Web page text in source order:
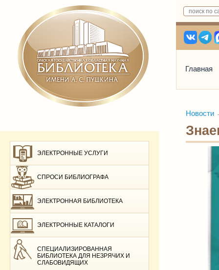
Главная
ЭЛЕКТРОННЫЕ УСЛУГИ
СПРОСИ БИБЛИОГРАФА
ЭЛЕКТРОННАЯ БИБЛИОТЕКА
ЭЛЕКТРОННЫЕ КАТАЛОГИ
СПЕЦИАЛИЗИРОВАННАЯ
БИБЛИОТЕКА ДЛЯ НЕЗРЯЧИХ И
СЛАБОВИДЯЩИХ
Новости